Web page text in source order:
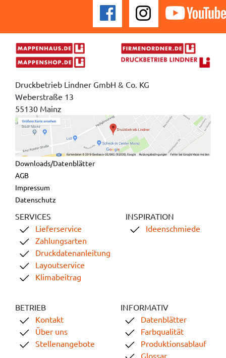
Druckbetrieb Lindner GmbH & Co. KG
Weberstraße 13
55130 Mainz
Downloads/Datenblätter
AGB
Impressum
Datenschutz
SERVICES
Lieferservice
Zahlungsarten
Druckdatenanleitung
Layoutservice
Klimabeitrag
INSPIRATION
Ideenschmiede
BETRIEB
Kontakt
Über uns
Stellenangebote
INFORMATIV
Datenblätter
Farbqualität
Produktionsablauf
Glossar